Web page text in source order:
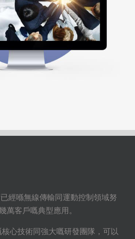
經喺無線傳輸同運動控制領域努
萬客戶嘅典型應用。
心技術同強大嘅研發團隊，可以